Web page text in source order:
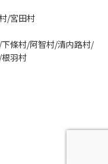
/宮田村
條村/阿智村/清内路村/
羽村